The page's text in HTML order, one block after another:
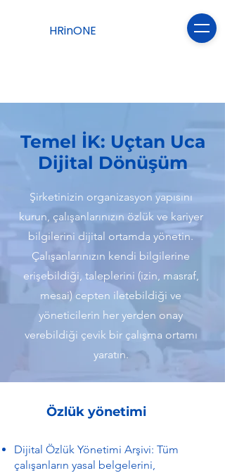
HRinONE
Temel İK: Uçtan Uca
Dijital Dönüşüm
Şirketinizin organizasyon yapısını
kurun, çalışanlarınızın özlük ve kariyer
bilgilerini dijital ortamda yönetin.
Çalışanlarınızın kendi bilgilerine
erişebildiği, taleplerini (izin, masraf,
mesai) cepten iletebildiği ve
yöneticilerin her yerden onay
verebildiği çevik bir çalışma ortamı
yaratın.
Özlük yönetimi
Dijital Özlük Yönetimi Arşivi: Tüm
çalışanların yasal belgelerini,